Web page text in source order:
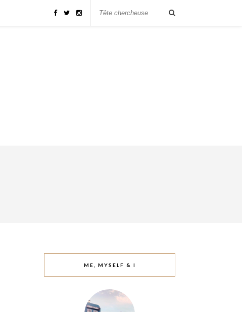
ME, MYSELF & I